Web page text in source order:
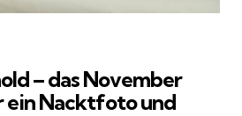
– das November
ein Nacktfoto und